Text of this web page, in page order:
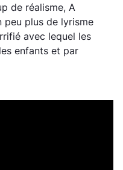
de réalisme, A
peu plus de lyrisme
avec lequel les
enfants et par